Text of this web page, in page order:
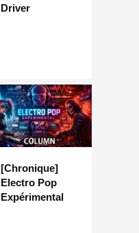
Driver
[Chronique]
Electro Pop
Expérimental